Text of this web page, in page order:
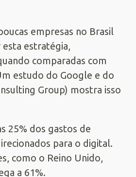
empresas no Brasil
estratégia,
comparadas com
estudo do Google e do
Group) mostra isso
25% dos gastos de
para o digital.
como o Reino Unido,
a 61%.